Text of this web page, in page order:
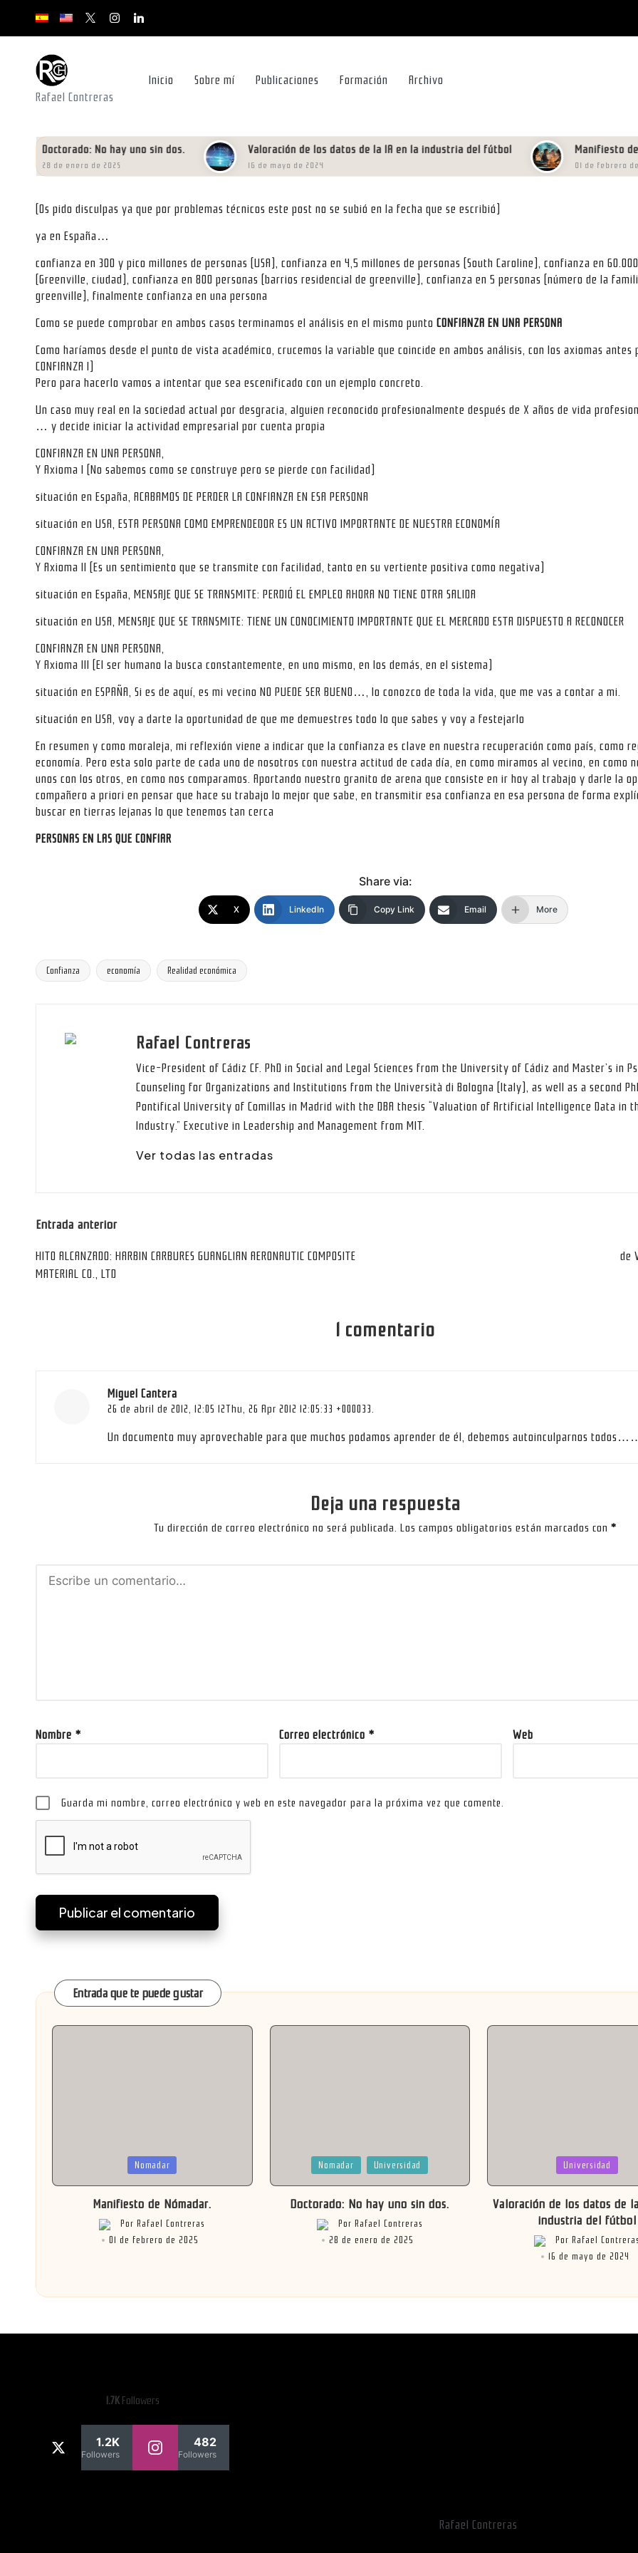
Saltar
contenido
youtube.com
youtube.comx.com/rafacontrerasch
instagram.com
youtube.com
Rafael Contreras
Inicio Sobre mí Publicaciones Formación Archivo
Doctorado: No hay uno sin dos.
28 de enero de 2025
Valoración de los datos de la IA en la industria del fútbol
16 de mayo de 2024
Manifiesto de
01 de febrero de 2025
(Os pido disculpas ya que por problemas técnicos este post no se subió en la fecha que se escribió)
ya en España…
confianza en 300 y pico millones de personas (USA), confianza en 4,5 millones de personas (South Caroline), confianza en
(Greenville, ciudad), confianza en 800 personas (barrios residencial de greenville), confianza en 5 personas (número de la
greenville), finalmente confianza en una persona
Como se puede comprobar en ambos casos terminamos el análisis en el mismo punto CONFIANZA EN UNA PERSONA
Como haríamos desde el punto de vista académico, crucemos la variable que coincide en ambos análisis, con los axiomas antes
CONFIANZA I)
Pero para hacerlo vamos a intentar que sea escenificado con un ejemplo concreto.
Un caso muy real en la sociedad actual por desgracia, alguien reconocido profesionalmente después de X años de vida
… y decide iniciar la actividad empresarial por cuenta propia
CONFIANZA EN UNA PERSONA,
Y Axioma I (No sabemos como se construye pero se pierde con facilidad)
situación en España, ACABAMOS DE PERDER LA CONFIANZA EN ESA PERSONA
situación en USA, ESTA PERSONA COMO EMPRENDEDOR ES UN ACTIVO IMPORTANTE DE NUESTRA ECONOMÍA
CONFIANZA EN UNA PERSONA,
Y Axioma II (Es un sentimiento que se transmite con facilidad, tanto en su vertiente positiva como negativa)
situación en España, MENSAJE QUE SE TRANSMITE: PERDIÓ EL EMPLEO AHORA NO TIENE OTRA SALIDA
situación en USA, MENSAJE QUE SE TRANSMITE: TIENE UN CONOCIMIENTO IMPORTANTE QUE EL MERCADO ESTA DISPUESTO A RECONOCER
CONFIANZA EN UNA PERSONA,
Y Axioma III (El ser humano la busca constantemente, en uno mismo, en los demás, en el sistema)
situación en ESPAÑA, Si es de aquí, es mi vecino NO PUEDE SER BUENO…, lo conozco de toda la vida, que me vas a contar a mi.
situación en USA, voy a darte la oportunidad de que me demuestres todo lo que sabes y voy a festejarlo
En resumen y como moraleja, mi reflexión viene a indicar que la confianza es clave en nuestra recuperación como país, como
economía. Pero esta solo parte de cada uno de nosotros con nuestra actitud de cada día, en como miramos al vecino, en como
unos con los otros, en como nos comparamos. Aportando nuestro granito de arena que consiste en ir hoy al trabajo y darle la
compañero a priori en pensar que hace su trabajo lo mejor que sabe, en transmitir esa confianza en esa persona de forma
buscar en tierras lejanas lo que tenemos tan cerca
PERSONAS EN LAS QUE CONFIAR
Share via:
X LinkedIn Copy Link Email More
Etiquetas:
Confianza economía Realidad económica
Rafael Contreras
Vice-President of Cádiz CF. PhD in Social and Legal Sciences from the University of Cádiz and Master’s in
Counseling for Organizations and Institutions from the Università di Bologna (Italy), as well as a second
Pontifical University of Comillas in Madrid with the DBA thesis “Valuation of Artificial Intelligence Data in
Industry.” Executive in Leadership and Management from MIT.
Ver todas las entradas
Navegación
de
entradas
Entrada anterior
HITO ALCANZADO: HARBIN CARBURES GUANGLIAN AERONAUTIC COMPOSITE
MATERIAL CO., LTD
de
1 comentario
Miguel Cantera
26 de abril de 2012, 12:05 12Thu, 26 Apr 2012 12:05:33 +000033.
Un documento muy aprovechable para que muchos podamos aprender de él, debemos autoinculparnos
Deja una respuesta
Tu dirección de correo electrónico no será publicada. Los campos obligatorios están marcados con*
Nombre * Correo electrónico * Web
Guarda mi nombre, correo electrónico y web en este navegador para la próxima vez que comente.
Entrada que te puede gustar
Nomadar
Manifiesto de Nómadar.
Publicado
Por Rafael Contreras
01 de febrero de 2025
PublicadaNomadar Universidad
Doctorado: No hay uno sin dos.
Publicado
Por Rafael Contreras
28 de enero de 2025
Universidad
Valoración de los datos de
industria del fútbol
Publicado
Por Rafael
16 de mayo de 2024
1.7KFollowers
1.2K
Followers
482
Followers
Rafael Contreras